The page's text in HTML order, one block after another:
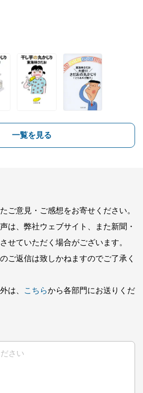
一覧を見る
ご意見・ご感想をお寄せください。
は、弊社ウェブサイト、また新聞・
せていただく場合がございます。
ご返信は致しかねますのでご了承く
は、
こちらから各部門にお送りくだ